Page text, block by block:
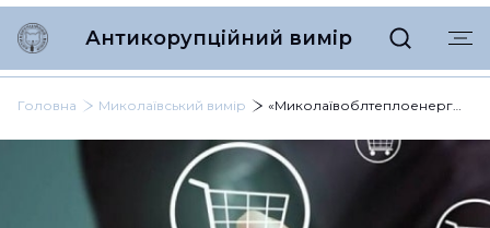
Антикорупційний вимір
Головна Миколаївський вимір «Миколаївоблтеплоенерго» замовило підстанцію за 8,1 мільйона. Постачальника «ловили» на завищених цінах